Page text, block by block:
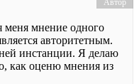
мнение одного
авторитетным.
инстанции. Я делаю
как оценю мнения из